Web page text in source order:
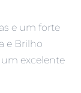
e um forte
e Brilho
excelente